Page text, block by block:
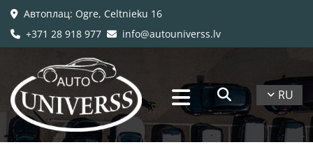
 Автоплац: Ogre, Celtnieku 16
 +371 28 918 977  info@autouniverss.lv
RU